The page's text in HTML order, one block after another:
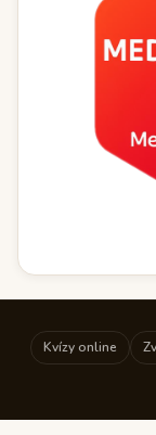
Kvízy online